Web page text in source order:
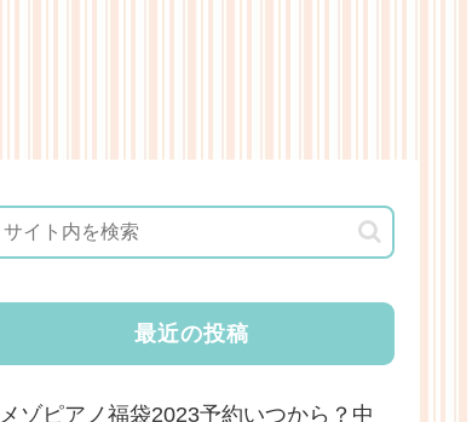
最近の投稿
メゾピアノ福袋2023予約いつから？中